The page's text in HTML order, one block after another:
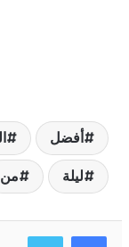
النصف
من